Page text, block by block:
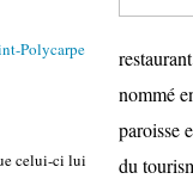
Polycarpe
celui-ci lui
nommé
paroisse
du